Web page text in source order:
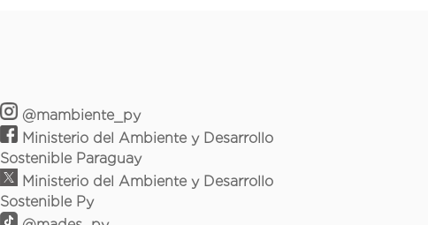
@mambiente_py
Ministerio del Ambiente y Desarrollo
Sostenible Paraguay
Ministerio del Ambiente y Desarrollo
Sostenible Py